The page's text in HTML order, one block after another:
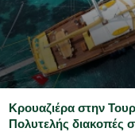
Κρουαζιέρα στην
Πολυτελής διακοπές